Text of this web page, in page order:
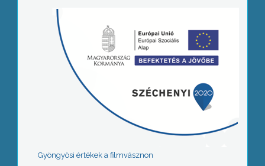
Gyöngyösi értékek a filmvásznon